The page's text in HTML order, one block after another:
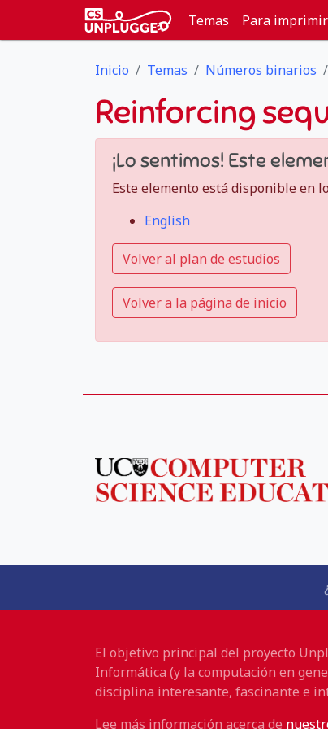
Temas Para imprimir
Inicio Temas Números binarios
Reinforcing
¡Lo sentimos! Este
Este elemento está disponible en
English
Volver al plan de estudios
Volver a la página de inicio
El objetivo principal del proyecto
Informática (y la computación en
disciplina interesante, fascinante e
Lee más información acerca de